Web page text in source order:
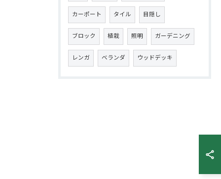
カーポート タイル 目隠し
ブロック 植栽 照明 ガーデニング
レンガ ベランダ ウッドデッキ